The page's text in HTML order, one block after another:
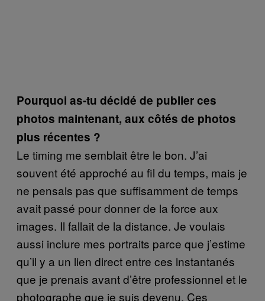
Pourquoi as-tu décidé de publier ces
photos maintenant, aux côtés de photos
plus récentes ?
Le timing me semblait être le bon. J’ai
souvent été approché au fil du temps, mais je
ne pensais pas que suffisamment de temps
avait passé pour donner de la force aux
images. Il fallait de la distance. Je voulais
aussi inclure mes portraits parce que j’estime
qu’il y a un lien direct entre ces instantanés
que je prenais avant d’être professionnel et le
photographe que je suis devenu. Ces